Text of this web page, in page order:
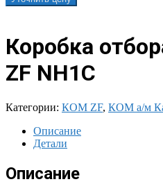
Коробка
ZF NH1C
Категории: КОМ ZF, КОМ а/м
Описание
Детали
Описание